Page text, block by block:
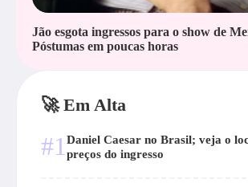
Jão esgota ingressos para o show de
Póstumas em poucas horas
🚀 Em Alta
#1 Daniel Caesar no Brasil; veja o
preços do ingresso